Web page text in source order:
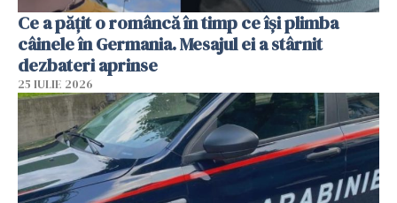
Ce a pățit o româncă în timp ce își plimba
câinele în Germania. Mesajul ei a stârnit
dezbateri aprinse
25 IULIE 2026